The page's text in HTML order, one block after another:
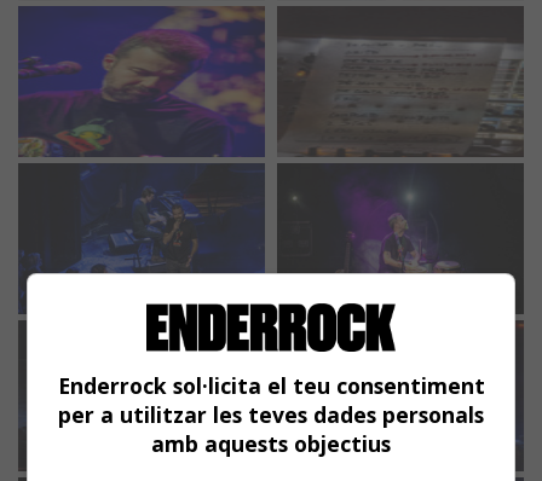
Enderrock sol·licita el teu consentiment
per a utilitzar les teves dades personals
amb aquests objectius